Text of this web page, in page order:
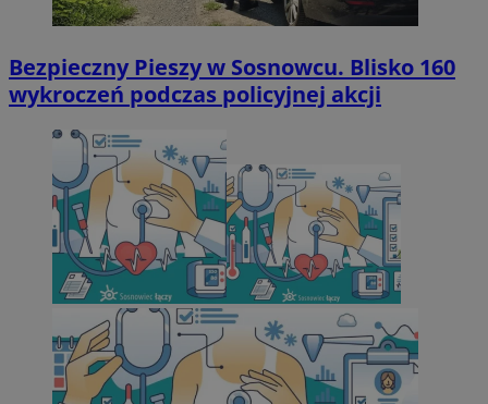
Bezpieczny Pieszy w Sosnowcu. Blisko 160
wykroczeń podczas policyjnej akcji